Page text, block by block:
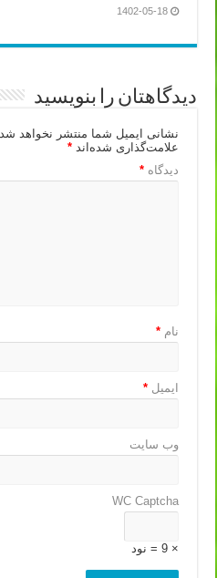
1402-05-18
دیدگاهتان را بنویسید
نشانی ایمیل شما منتشر نخواهد شد.
علامت‌گذاری شده‌اند*
دیدگاه*
نام*
ایمیل*
وب‌ سایت
WC Captcha
× 9 = نود